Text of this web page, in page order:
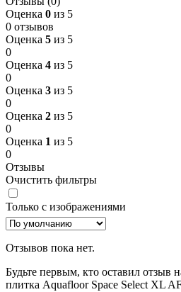
Оценка 0 из 5
0 отзывов
Оценка 5 из 5
0
Оценка 4 из 5
0
Оценка 3 из 5
0
Оценка 2 из 5
0
Оценка 1 из 5
0
Отзывы
Очистить фильтры
Только с изображениями
Отзывов пока нет.
Будьте первым, кто оставил отзыв
плитка Aquafloor Space Select XL